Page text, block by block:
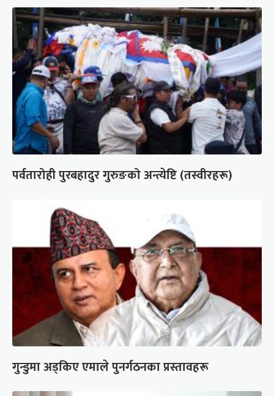
पर्वतारोही पुरबहादुर गुरुङको अन्त्येष्टि (तस्वीरहरू)
गुन्डुमा अड्किए एमाले पुनर्गठनका प्रस्तावहरू